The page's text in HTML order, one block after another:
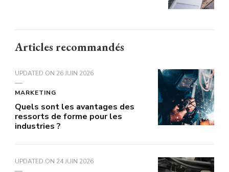
Articles recommandés
UPDATED ON 26 JUIN 2026
MARKETING
Quels sont les avantages des
ressorts de forme pour les
industries ?
UPDATED ON 24 JUIN 2026